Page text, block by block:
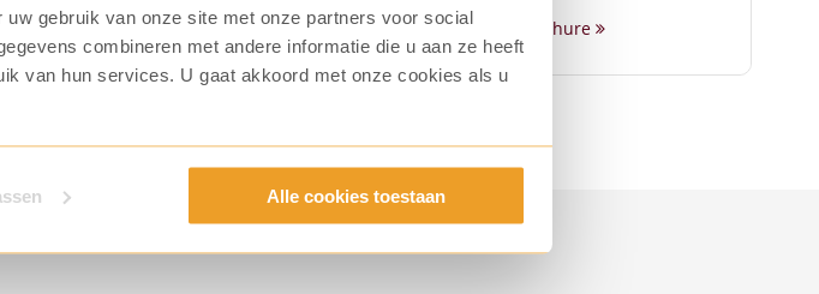
gebruik van onze site met onze partners voor social
combineren met andere informatie die u aan ze heeft
van hun services. U gaat akkoord met onze cookies als u
Alle cookies toestaan
brochure Download brochure